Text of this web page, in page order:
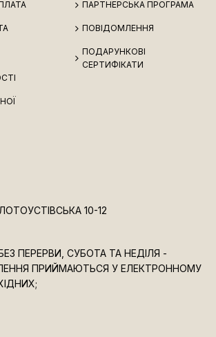
ПАРТНЕРСЬКА ПРОГРАМА
ПОВІДОМЛЕННЯ
ПОДАРУНКОВІ
СЕРТИФІКАТИ
10-12
ПЕРЕРВИ, СУБОТА ТА НЕДІЛЯ -
ПРИЙМАЮТЬСЯ У ЕЛЕКТРОННОМУ